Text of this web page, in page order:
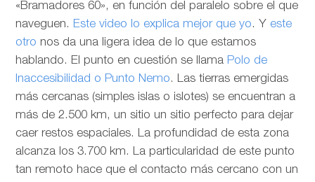
«Bramadores 60», en función del paralelo sobre el que
naveguen. Este video lo explica mejor que yo. Y este
otro nos da una ligera idea de lo que estamos
hablando. El punto en cuestión se llama Polo de
Inaccesibilidad o Punto Nemo. Las tierras emergidas
más cercanas (simples islas o islotes) se encuentran a
más de 2.500 km, un sitio un sitio perfecto para dejar
caer restos espaciales. La profundidad de esta zona
alcanza los 3.700 km. La particularidad de este punto
tan remoto hace que el contacto más cercano con un